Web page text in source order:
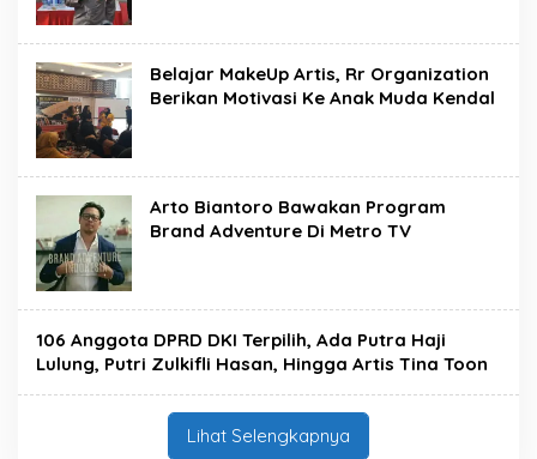
Belajar MakeUp Artis, Rr Organization
Berikan Motivasi Ke Anak Muda Kendal
Arto Biantoro Bawakan Program
Brand Adventure Di Metro TV
106 Anggota DPRD DKI Terpilih, Ada Putra Haji
Lulung, Putri Zulkifli Hasan, Hingga Artis Tina Toon
Lihat Selengkapnya